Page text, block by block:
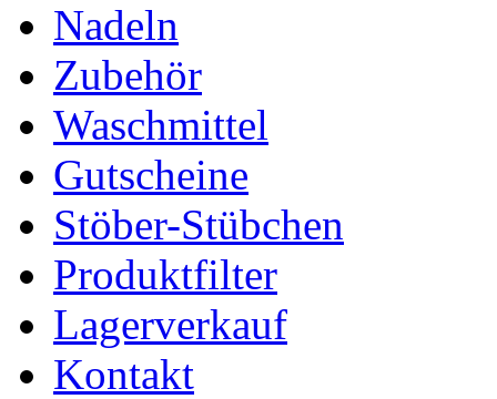
Nadeln
Zubehör
Waschmittel
Gutscheine
Stöber-Stübchen
Produktfilter
Lagerverkauf
Kontakt